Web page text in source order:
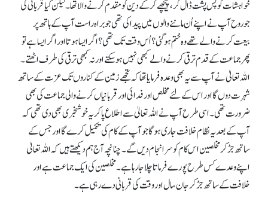
خواہشات کو پس پشت ڈال کر، پیچھے کر کے دین کو مقدم کرنے والا تھا۔ لیکن کیا قربانی کی
جو روح آپ نے اپنے اُن ماننے والوں میں پیدا کی تھی جو براہ راست آپ کے ہاتھ پر
بیعت کرنے والے تھے وہ ختم ہو گئی؟ اُس وقت تک تھی؟ اگر ایسا ہوتا اور اگر ایسا ہے تو
پھر جماعت کے قدم ترقی کرنے والے کبھی نہیں ہو سکتے اور نہ کبھی ترقی کی طرف اٹھتے۔
اللہ تعالیٰ نے آپ سے یہ بھی وعدہ فرمایا تھا کہ تجھے زمین کے کناروں تک عزت کے ساتھ
شہرت دوں گا اور اس کے لئے مخلص اور فدائی اور قربانیاں کرنے والی جماعت کی بھی
ضرورت تھی۔ اسی طرح آپ نے اللہ تعالیٰ سے اطلاع پا کر یہ خوشخبری بھی دی تھی کہ
آپ کے بعد یہ نظام خلافت جاری ہو گا جو آپ کے کام کی تکمیل کرے گا اور جس کے
ساتھ جڑ کر مخلصین اس کام کو سرانجام دیں گے۔ چنانچہ آج ہم دیکھتے ہیں کہ اللہ تعالیٰ
اپنے وعدے کس طرح پورے فرماتا چلا جا رہا ہے۔ مخلصین کی ایک جماعت ہے اور
خلافت کے ساتھ جڑ کر جان، مال اور وقت کی قربانی دے رہی ہے۔